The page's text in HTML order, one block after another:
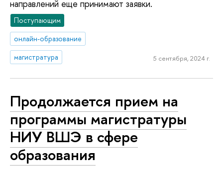
направлений еще принимают заявки.
Поступающим
онлайн-образование
магистратура
5 сентября, 2024 г.
Продолжается прием на
программы магистратуры
НИУ ВШЭ в сфере
образования